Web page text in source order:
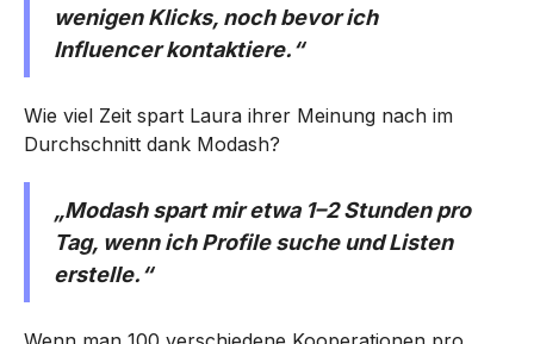
wenigen Klicks, noch bevor ich
Influencer kontaktiere.“
Wie viel Zeit spart Laura ihrer Meinung nach im
Durchschnitt dank Modash?
„Modash spart mir etwa 1–2 Stunden pro
Tag, wenn ich Profile suche und Listen
erstelle.“